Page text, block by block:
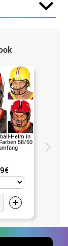
Helm in
58/60
+
Bronze,